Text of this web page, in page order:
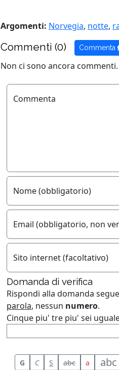
Argomenti: Norvegia, notte,
Commenti (0) Commenta
Non ci sono ancora commenti.
Commenta
Nome (obbligatorio)
Email (obbligatorio, non
Sito internet (facoltativo)
Domanda di verifica
Rispondi alla domanda
parola, nessun numero.
Cinque piu' tre piu' sei
G C S abc a abc